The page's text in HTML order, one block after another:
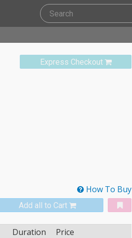
Express Checkout
How To Buy
Add all to Cart
Duration
Price